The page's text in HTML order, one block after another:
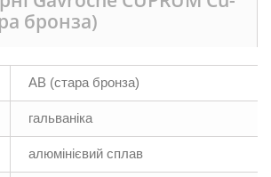
бронза)
AB (стара бронза)
гальваніка
алюмінієвий сплав